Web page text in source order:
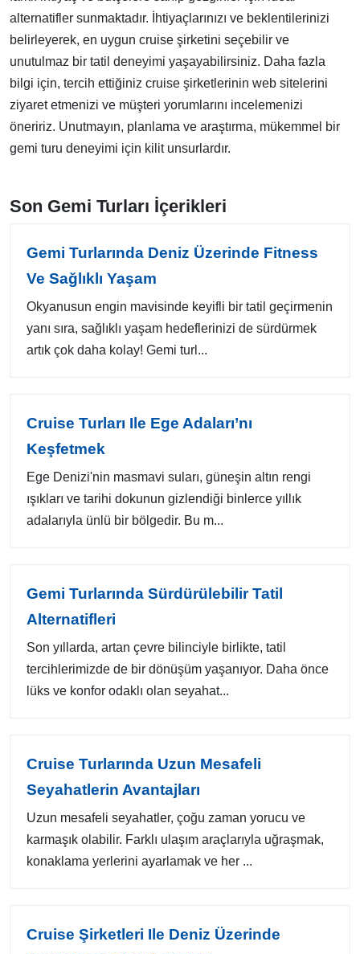
alternatifler sunmaktadır. İhtiyaçlarınızı ve beklentilerinizi
belirleyerek, en uygun cruise şirketini seçebilir ve
unutulmaz bir tatil deneyimi yaşayabilirsiniz. Daha fazla
bilgi için, tercih ettiğiniz cruise şirketlerinin web sitelerini
ziyaret etmenizi ve müşteri yorumlarını incelemenizi
öneririz. Unutmayın, planlama ve araştırma, mükemmel bir
gemi turu deneyimi için kilit unsurlardır.
Son Gemi Turları İçerikleri
Gemi Turlarında Deniz Üzerinde Fitness
Ve Sağlıklı Yaşam
Okyanusun engin mavisinde keyifli bir tatil geçirmenin
yanı sıra, sağlıklı yaşam hedeflerinizi de sürdürmek
artık çok daha kolay! Gemi turl...
Cruise Turları Ile Ege Adaları’nı
Keşfetmek
Ege Denizi'nin masmavi suları, güneşin altın rengi
ışıkları ve tarihi dokunun gizlendiği binlerce yıllık
adalarıyla ünlü bir bölgedir. Bu m...
Gemi Turlarında Sürdürülebilir Tatil
Alternatifleri
Son yıllarda, artan çevre bilinciyle birlikte, tatil
tercihlerimizde de bir dönüşüm yaşanıyor. Daha önce
lüks ve konfor odaklı olan seyahat...
Cruise Turlarında Uzun Mesafeli
Seyahatlerin Avantajları
Uzun mesafeli seyahatler, çoğu zaman yorucu ve
karmaşık olabilir. Farklı ulaşım araçlarıyla uğraşmak,
konaklama yerlerini ayarlamak ve her ...
Cruise Şirketleri Ile Deniz Üzerinde